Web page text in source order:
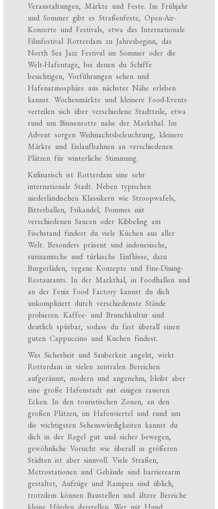
Veranstaltungen, Märkte und Feste. Im Frühjahr
und Sommer gibt es Straßenfeste, Open-Air-
Konzerte und Festivals, etwa das Internationale
Filmfestival Rotterdam zu Jahresbeginn, das
North Sea Jazz Festival im Sommer oder die
Welt-Hafentage, bei denen du Schiffe
besichtigen, Vorführungen sehen und
Hafenatmosphäre aus nächster Nähe erleben
kannst. Wochenmärkte und kleinere Food-Events
verteilen sich über verschiedene Stadtteile, etwa
rund um Binnenrotte nahe der Markthal. Im
Advent sorgen Weihnachtsbeleuchtung, kleinere
Märkte und Eislaufbahnen an verschiedenen
Plätzen für winterliche Stimmung.
Kulinarisch ist Rotterdam eine sehr
internationale Stadt. Neben typischen
niederländischen Klassikern wie Stroopwafels,
Bitterballen, Frikandel, Pommes mit
verschiedenen Saucen oder Kibbeling am
Fischstand findest du viele Küchen aus aller
Welt. Besonders präsent sind indonesische,
surinamische und türkische Einflüsse, dazu
Burgerläden, vegane Konzepte und Fine-Dining-
Restaurants. In der Markthal, in Foodhallen und
an der Fenix Food Factory kannst du dich
unkompliziert durch verschiedenste Stände
probieren. Kaffee- und Brunchkultur sind
deutlich spürbar, sodass du fast überall einen
guten Cappuccino und Kuchen findest.
Was Sicherheit und Sauberkeit angeht, wirkt
Rotterdam in vielen zentralen Bereichen
aufgeräumt, modern und angenehm, bleibt aber
eine große Hafenstadt mit einigen raueren
Ecken. In den touristischen Zonen, an den
großen Plätzen, im Hafenviertel und rund um
die wichtigsten Sehenswürdigkeiten kannst du
dich in der Regel gut und sicher bewegen,
gewöhnliche Vorsicht wie überall in größeren
Städten ist aber sinnvoll. Viele Straßen,
Metrostationen und Gebäude sind barrierearm
gestaltet, Aufzüge und Rampen sind üblich,
trotzdem können Baustellen und ältere Bereiche
kleine Hürden darstellen. Wer mit Hund